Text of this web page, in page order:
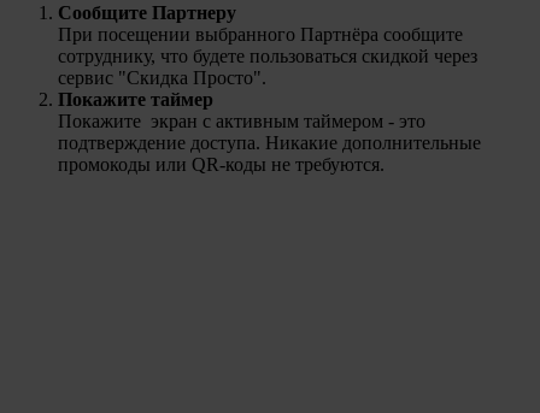
Сообщите Партнеру
При посещении выбранного Партнёра сообщите
сотруднику, что будете пользоваться скидкой через
сервис "Скидка Просто".
Покажите таймер
Покажите экран с активным таймером - это
подтверждение доступа. Никакие дополнительные
промокоды или QR-коды не требуются.